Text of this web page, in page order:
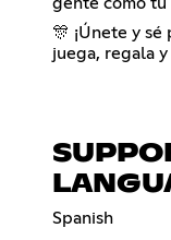
gente como tú
🎊 ¡Únete y
juega, regala
Spanish